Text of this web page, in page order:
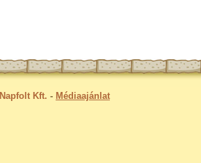
Napfolt Kft. - Médiaajánlat